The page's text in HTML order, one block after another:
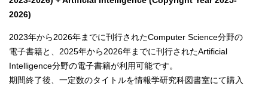
2026)
2023年から2026年までに刊行されたComputer Science分野の
電子書籍と、2025年から2026年までに刊行されたArtificial
Intelligence分野の電子書籍が利用可能です。
期間終了後、一定数のタイトルを情報学研究科図書室にて購入